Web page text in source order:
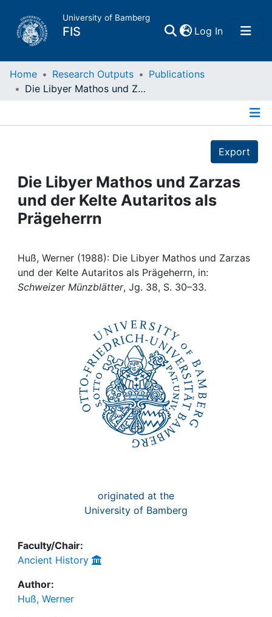
University of Bamberg
FIS Log In(current)
Home
Projects
People
Awards
Home Research Outputs
Publications
Die Libyer Mathos und Zarzas und der Kelte Autaritos als Prägeherrn
Export
Die Libyer Mathos und Zarzas
und der Kelte Autaritos als
Prägeherrn
Huß, Werner (1988): Die Libyer Mathos und Zarzas
und der Kelte Autaritos als Prägeherrn, in:
Schweizer Münzblätter, Jg. 38, S. 30–33.
originated at the
University of Bamberg
Faculty/Chair:
Ancient History
Author:
Huß, Werner